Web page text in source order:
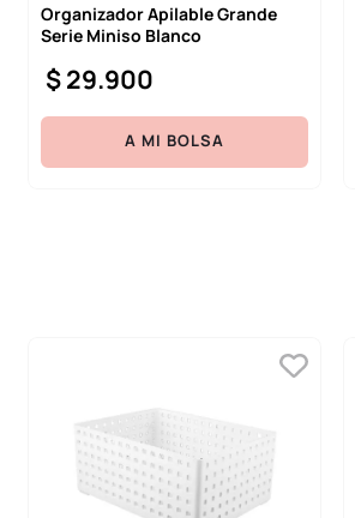
Organizador Apilable Grande
Serie Miniso Blanco
$29.900
A MI BOLSA